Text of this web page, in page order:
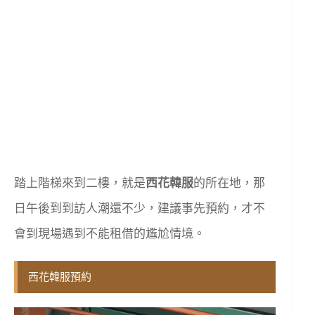
踏上階梯來到二樓，就是西花韓服的所在地，那
日午後到到訪人潮還不少，建議事先預約，才不
會到現場遇到不能租借的尷尬情境。
西花韓服預約